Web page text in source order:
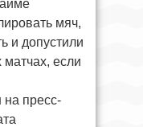
мяч,
и допустили
матчах, если
на пресс-